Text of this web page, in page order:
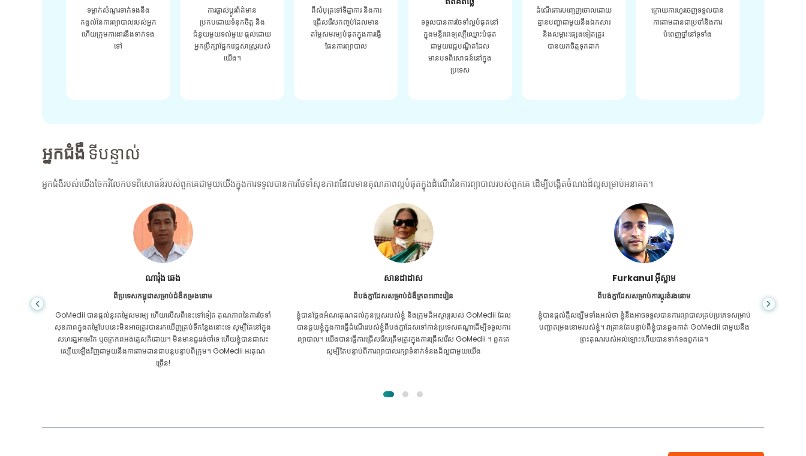
ទម្លាក់សំណួរទាក់ទងនឹង
កង្វល់នៃការព្យាបាលរបស់អ្នក
ហើយក្រុមការងារនឹងទាក់ទង
ទៅ
ការផ្លាស់ប្តូរព័ត៌មាន
ប្រកបដោយទំនុកចិត្ត និង
ជំនួយមួយទល់មួយ ផ្តល់ដោយ
អ្នកប្រឹក្សាផ្នែកវេជ្ជសាស្រ្តរបស់
យើង។
ពីសំបុត្រទៅទិដ្ឋាការ និងការ
ជ្រើសរើសកញ្ចប់ដែលមាន
តម្លៃសមរម្យបំផុតក្នុងការធ្វើ
ផែនការព្យាបាល
ទទួលបានការថែទាំល្អបំផុតនៅ
ក្នុងមន្ទីរពេទ្យល្បីឈ្មោះបំផុត
ជាមួយវេជ្ជបណ្ឌិតដែល
មានបទពិសោធន៍នៅក្នុង
ប្រទេស
ដំណើរការបញ្ចេញចោលដោយ
គ្មានបញ្ហាជាមួយនឹងឯកសារ
និងសម្ភារៈផ្សេងទៀតត្រូវ
បានយកចិត្តទុកដាក់
ក្រោយ​ការ​ហូរ​ចេញ​ទទួល​បាន​
ការ​តាមដាន​ជា​ប្រចាំ​និង​ការ​
បំពេញ​ថ្នាំ​នៅ​ទូទាំង​
អ្នកជំងឺ ទីបន្ទាល់
អ្នកជំងឺរបស់យើងចែករំលែកបទពិសោធន៍របស់ពួកគេជាមួយយើងក្នុងការទទួលបានការថែទាំសុខភាពដែលមានគុណភាពល្អបំផុតក្នុងដំណើរនៃការព្យាបាលរបស់ពួកគេ ដើម្បីបង្កើតចំណងដ៏ល្អសម្រាប់អនាគត។
ណារ៉ុង ឆេង
ពីប្រទេសកម្ពុជាសម្រាប់ជំងឺតម្រងនោម
GoMedii បានផ្តល់នូវតម្លៃសមរម្យ ហើយលើសពីនេះទៅទៀត គុណភាពនៃការថែទាំ
សុខភាពក្នុងតម្លៃបែបនេះមិនអាចត្រូវបានរកឃើញគ្រប់ទីកន្លែងនោះទេ សូម្បីតែនៅក្នុង
សហរដ្ឋអាមេរិក ឬចក្រភពអង់គ្លេសក៏ដោយ។ មិនមានជួររង់ចាំទេ ហើយខ្ញុំបានជាសះ
ស្បើយឡើងវិញជាមួយនឹងការតាមដានជាបន្តបន្ទាប់ពីក្រុម។ GoMedii អរគុណ
ច្រើន!
សានដាដាស
ពីបង់ក្លាដែសសម្រាប់ជំងឺក្រពះពោះវៀន
ខ្ញុំបានថ្លែងអំណរគុណដល់កូនប្រុសរបស់ខ្ញុំ និងក្រុមដ៏អស្ចារ្យរបស់ GoMedii ដែល
បានជួយខ្ញុំក្នុងការធ្វើដំណើររបស់ខ្ញុំពីបង់ក្លាដែសទៅកាន់ប្រទេសឥណ្ឌាដើម្បីទទួលការ
ព្យាបាល។ យើងបានធ្វើការជ្រើសរើសត្រឹមត្រូវក្នុងការជ្រើសរើស GoMedii ។ ពួកគេ
សូម្បីតែបន្ទាប់ពីការព្យាបាលរក្សាទំនាក់ទំនងដ៏ល្អជាមួយយើង
Furkanul អ៊ីស្លាម
ពីបង់ក្លាដែសសម្រាប់ការប្តូរតំរងនោម
ខ្ញុំ​បាន​ផ្តល់​ក្តី​សង្ឃឹម​ទាំង​អស់​ថា ខ្ញុំ​នឹង​អាច​ទទួល​បាន​ការ​ព្យាបាល​គ្រប់​ប្រភេទ​សម្រាប់​
បញ្ហា​តម្រងនោម​របស់​ខ្ញុំ។ វាគ្រាន់តែបន្ទាប់ពីខ្ញុំបានឆ្លងកាត់ GoMedii ជាមួយនឹង
ព្រះគុណរបស់អល់ឡោះហើយបានទាក់ទងពួកគេ។